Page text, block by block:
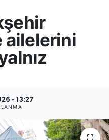
ailelerini
- 13:27